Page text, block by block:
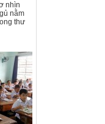
nhìn
nằm
thư